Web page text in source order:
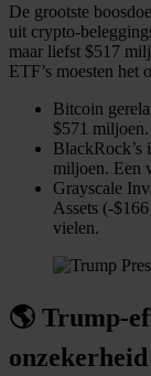
De grootste
uit crypto-
maar liefst $517
ETF’s moesten het
Bitcoin
$571 miljoen.
BlackRock’s
miljoen. Een
Grayscale
Assets (-
vielen.
🌎 Trump-
onzekerheid